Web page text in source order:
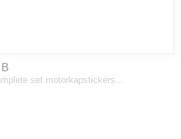
set motorkapstickers…